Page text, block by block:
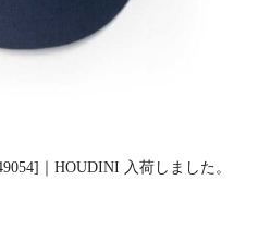
｜HOUDINI 入荷しました。